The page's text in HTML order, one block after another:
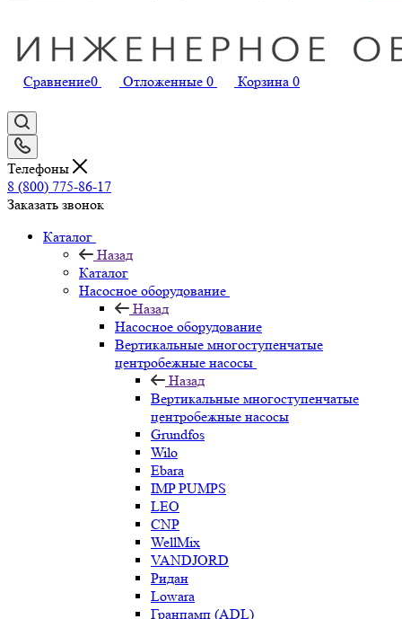
Сравнение0 Отложенные 0 Корзина 0
Телефоны
8 (800) 775-86-17
Заказать звонок
Каталог
Назад
Каталог
Насосное оборудование
Назад
Насосное оборудование
Вертикальные многоступенчатые
центробежные насосы
Назад
Вертикальные многоступенчатые
центробежные насосы
Grundfos
Wilo
Ebara
IMP PUMPS
LEO
CNP
WellMix
VANDJORD
Ридан
Lowara
Гранпамп (ADL)